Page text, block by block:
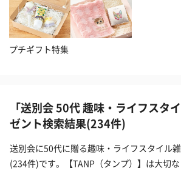
プチギフト特集
「送別会 50代 趣味・ライフスタ
ゼント検索結果(234件)
送別会に50代に贈る趣味・ライフスタイル
(234件)です。【TANP（タンプ）】は大切